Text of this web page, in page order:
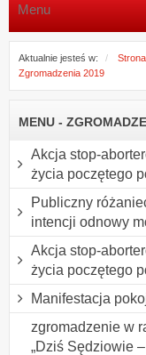
Menu
Aktualnie jesteś w:
Zgromadzenia 2019
MENU -
Akcja stop-
życia poczętego
Publiczny
intencji odnowy
Akcja stop-
życia poczętego
Manifestacja
zgromadzenie w
„Dziś Sędziowie